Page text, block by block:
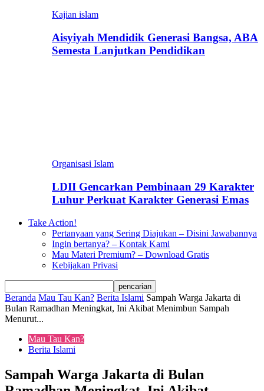
Kajian islam
Aisyiyah Mendidik Generasi Bangsa, ABA
Semesta Lanjutkan Pendidikan
Organisasi Islam
LDII Gencarkan Pembinaan 29 Karakter
Luhur Perkuat Karakter Generasi Emas
Take Action!
Pertanyaan yang Sering Diajukan – Disini Jawabannya
Ingin bertanya? – Kontak Kami
Mau Materi Premium? – Download Gratis
Kebijakan Privasi
Beranda Mau Tau Kan? Berita Islami Sampah Warga Jakarta di
Bulan Ramadhan Meningkat, Ini Akibat Menimbun Sampah
Menurut...
Mau Tau Kan?
Berita Islami
Sampah Warga Jakarta di Bulan